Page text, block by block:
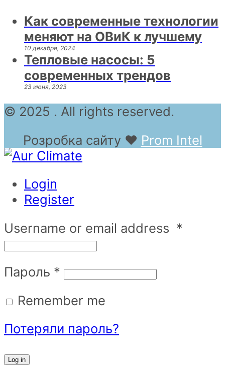
Как современные технологии
меняют на ОВиК к лучшему
10 декабря, 2024
Тепловые насосы: 5
современных трендов
23 июня, 2023
© 2025 . All rights reserved.
Розробка сайту ❤ Prom Intel
Login
Register
Username or email address *
Пароль *
Remember me
Потеряли пароль?
Log in